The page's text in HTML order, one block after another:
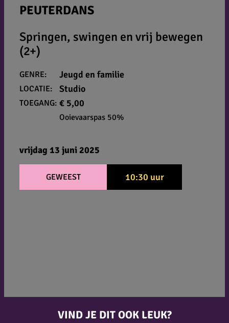
PEUTERDANS
Springen, swingen en vrij bewegen
(2+)
GENRE: Jeugd en familie
LOCATIE: Studio
TOEGANG: € 5,00
Ooievaarspas 50%
vrijdag 13 juni 2025
GEWEEST 10:30 uur
VIND JE DIT OOK LEUK?